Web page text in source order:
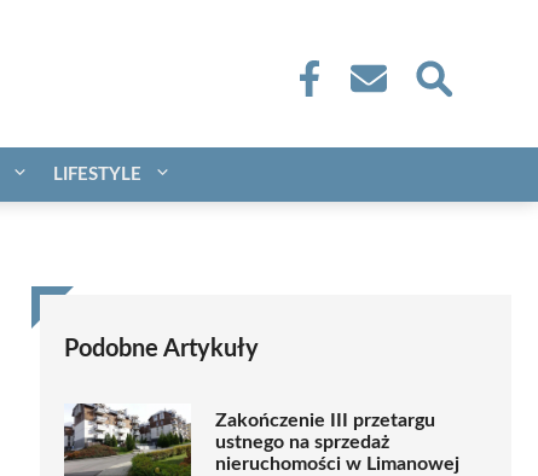
LIFESTYLE
Podobne Artykuły
Zakończenie III przetargu
ustnego na sprzedaż
nieruchomości w Limanowej